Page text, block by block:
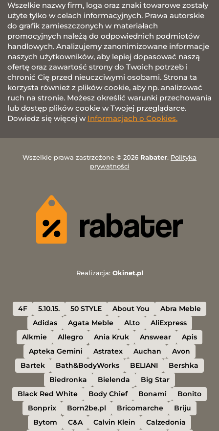
Wszelkie nazwy firm, loga oraz znaki towarowe zostały
użyte tylko w celach informacyjnych. Prawa autorskie
do grafik zamieszczonych w materiałach
promocyjnych należą do odpowiednich podmiotów
handlowych. Analizujemy zanonimizowane informacje
naszych użytkowników, aby lepiej dopasować naszą
ofertę oraz zawartość strony do Twoich potrzeb i
chronić Cię przed nieuczciwymi osobami. Strona ta
korzysta również z plików cookie, aby np. analizować
ruch na stronie. Możesz określić warunki przechowania
lub dostęp plików cookie w Twojej przeglądarce.
Dowiedz się więcej w Informacjach o Cookies.
Wszelkie prawa zastrzeżone © 2026 Rabater. Polityka
prywatności
Realizacja: Okinet.pl
4F 5.10.15. 50 STYLE About You
Abra Meble
Adidas
Agata Meble Al.to
AliExpress
Alkmie
Allegro Ania Kruk Answear
Apis
Apteka Gemini
Astratex Auchan
Avon
Bartek
Bath&BodyWorks BELIANI
Bershka
Biedronka
Bielenda
Big Star
Black Red White
Body Chief Bonami
Bonito
Bonprix
Born2be.pl Bricomarche
Briju
Bytom
C&A Calvin Klein Calzedonia